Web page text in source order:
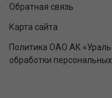
Обратная связь
Карта сайта
Политика ОАО АК
обработки